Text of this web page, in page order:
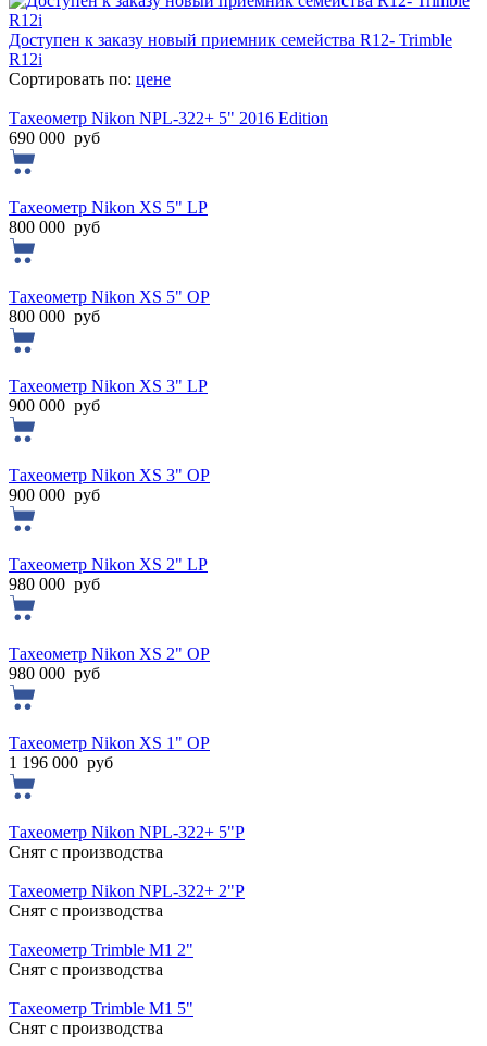
Доступен к заказу новый приемник семейства R12- Trimble
R12i
Сортировать по: цене
Тахеометр Nikon NPL-322+ 5" 2016 Edition
690 000 руб
Тахеометр Nikon XS 5" LP
800 000 руб
Тахеометр Nikon XS 5" OP
800 000 руб
Тахеометр Nikon XS 3" LP
900 000 руб
Тахеометр Nikon XS 3" OP
900 000 руб
Тахеометр Nikon XS 2" LP
980 000 руб
Тахеометр Nikon XS 2" OP
980 000 руб
Тахеометр Nikon XS 1" OP
1 196 000 руб
Тахеометр Nikon NPL-322+ 5"P
Cнят с производства
Тахеометр Nikon NPL-322+ 2"P
Cнят с производства
Тахеометр Trimble M1 2"
Cнят с производства
Тахеометр Trimble M1 5"
Cнят с производства